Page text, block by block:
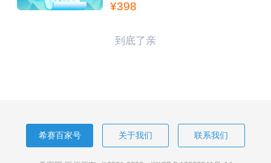
¥398
到底了亲
希赛百家号 关于我们 联系我们